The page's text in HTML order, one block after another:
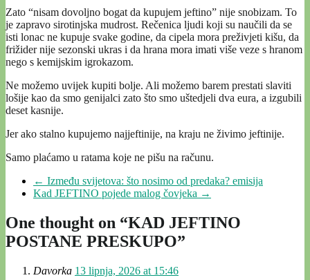
Zato “nisam dovoljno bogat da kupujem jeftino” nije snobizam. To
je zapravo sirotinjska mudrost. Rečenica ljudi koji su naučili da se
isti lonac ne kupuje svake godine, da cipela mora preživjeti kišu, da
frižider nije sezonski ukras i da hrana mora imati više veze s hranom
nego s kemijskim igrokazom.
Ne možemo uvijek kupiti bolje. Ali možemo barem prestati slaviti
lošije kao da smo genijalci zato što smo uštedjeli dva eura, a izgubili
deset kasnije.
Jer ako stalno kupujemo najjeftinije, na kraju ne živimo jeftinije.
Samo plaćamo u ratama koje ne pišu na računu.
← Između svijetova: što nosimo od predaka? emisija
Kad JEFTINO pojede malog čovjeka →
One thought on “KAD JEFTINO
POSTANE PRESKUPO”
Davorka 13 lipnja, 2026 at 15:46